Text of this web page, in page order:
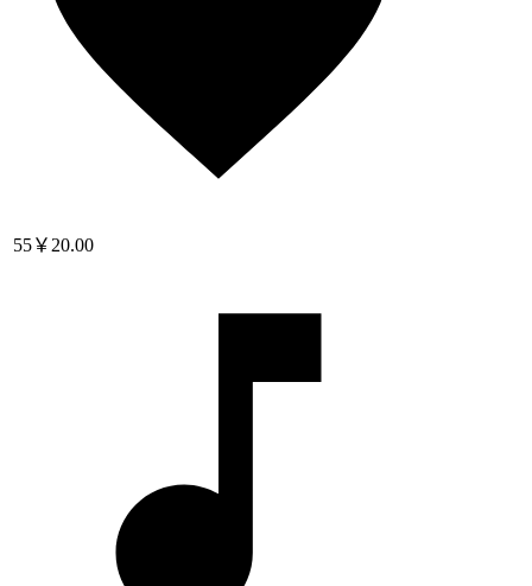
55￥20.00